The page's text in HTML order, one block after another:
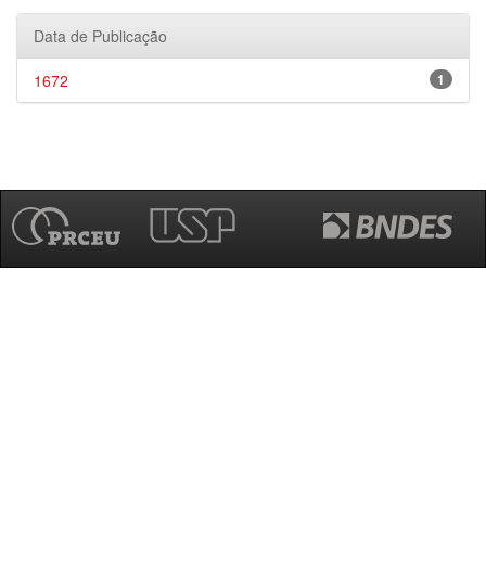
Data de Publicação
1
1672